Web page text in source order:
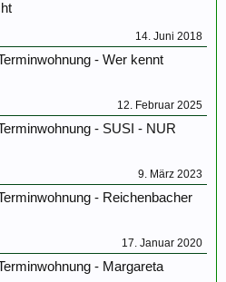
14. Juni 2018
- Wer kennt
12. Februar 2025
- SUSI - NUR
9. März 2023
- Reichenbacher
17. Januar 2020
- Margareta